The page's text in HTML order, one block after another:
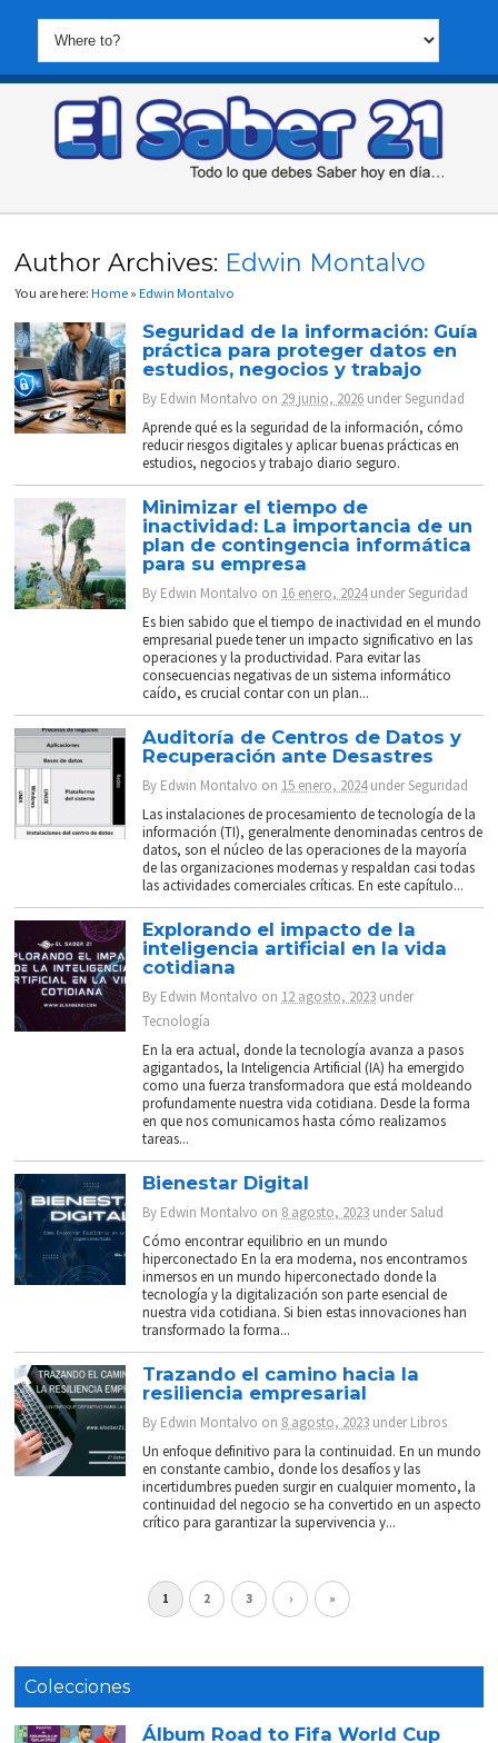
Author Archives: Edwin Montalvo
You are here:Home »Edwin Montalvo
Seguridad de la información: Guía
práctica para proteger datos en
estudios, negocios y trabajo
By Edwin Montalvo on 29 junio, 2026 underSeguridad
Aprende qué es la seguridad de la información, cómo
reducir riesgos digitales y aplicar buenas prácticas en
estudios, negocios y trabajo diario seguro.
Minimizar el tiempo de
inactividad: La importancia de un
plan de contingencia informática
para su empresa
By Edwin Montalvo on 16 enero, 2024 underSeguridad
Es bien sabido que el tiempo de inactividad en el mundo
empresarial puede tener un impacto significativo en las
operaciones y la productividad. Para evitar las
consecuencias negativas de un sistema informático
caído, es crucial contar con un plan...
Auditoría de Centros de Datos y
Recuperación ante Desastres
By Edwin Montalvo on 15 enero, 2024 underSeguridad
Las instalaciones de procesamiento de tecnología de la
información (TI), generalmente denominadas centros de
datos, son el núcleo de las operaciones de la mayoría
de las organizaciones modernas y respaldan casi todas
las actividades comerciales críticas. En este capítulo...
Explorando el impacto de la
inteligencia artificial en la vida
cotidiana
By Edwin Montalvo on 12 agosto, 2023 under
Tecnología
En la era actual, donde la tecnología avanza a pasos
agigantados, la Inteligencia Artificial (IA) ha emergido
como una fuerza transformadora que está moldeando
profundamente nuestra vida cotidiana. Desde la forma
en que nos comunicamos hasta cómo realizamos
tareas...
Bienestar Digital
By Edwin Montalvo on 8 agosto, 2023 underSalud
Cómo encontrar equilibrio en un mundo
hiperconectado En la era moderna, nos encontramos
inmersos en un mundo hiperconectado donde la
tecnología y la digitalización son parte esencial de
nuestra vida cotidiana. Si bien estas innovaciones han
transformado la forma...
Trazando el camino hacia la
resiliencia empresarial
By Edwin Montalvo on 8 agosto, 2023 underLibros
Un enfoque definitivo para la continuidad. En un mundo
en constante cambio, donde los desafíos y las
incertidumbres pueden surgir en cualquier momento, la
continuidad del negocio se ha convertido en un aspecto
crítico para garantizar la supervivencia y...
1 2 3 › »
Colecciones
Álbum Road to Fifa World Cup